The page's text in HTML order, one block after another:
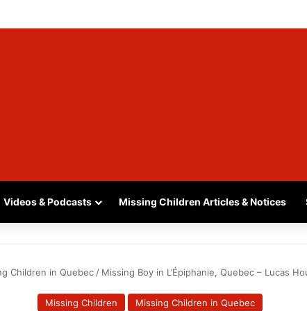
– SASHA MARCIA MORIN, 15 – LAST SEEN
Videos & Podcasts Missing Children Articles & Notices
Children in Quebec / Missing Boy in L’Épiphanie, Quebec – Lucas
Missing Children Missing Children in Quebec